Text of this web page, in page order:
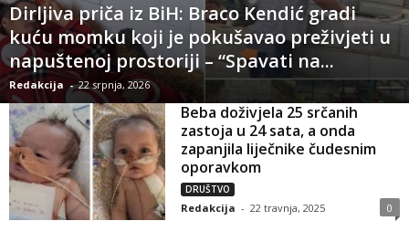
Dirljiva priča iz BiH: Braco Kendić gradi
kuću momku koji je pokušavao preživjeti u
napuštenoj prostoriji – “Spavati na...
Redakcija - 22 srpnja, 2026
Beba doživjela 25 srčanih
zastoja u 24 sata, a onda
zapanjila liječnike čudesnim
oporavkom
DRUŠTVO
Redakcija - 22 travnja, 2025 0